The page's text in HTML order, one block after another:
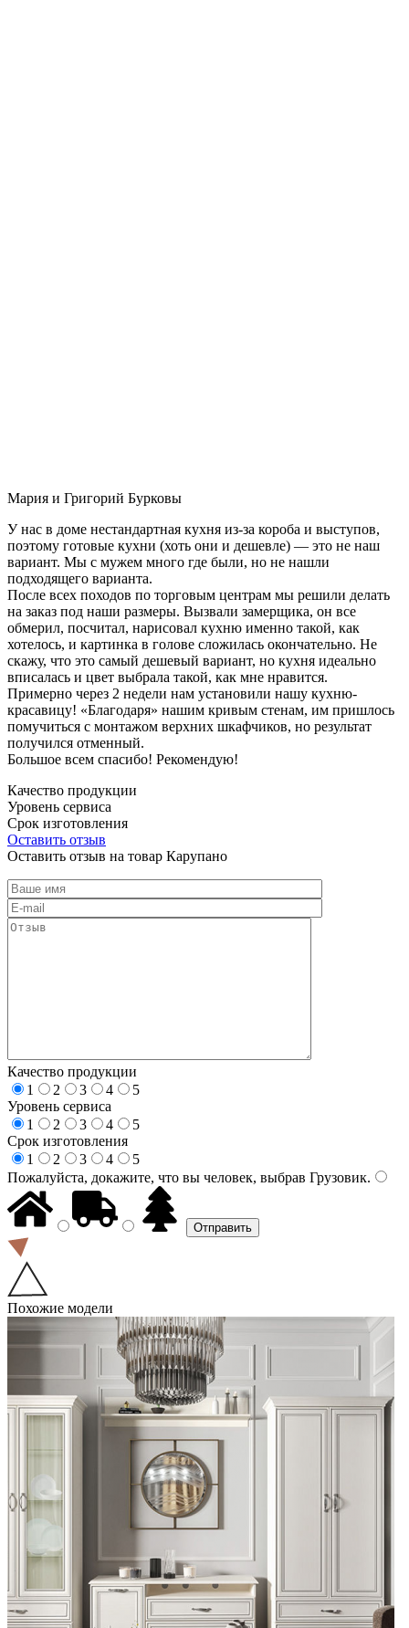
Мария и Григорий Бурковы
У нас в доме нестандартная кухня из-за короба и выступов,
поэтому готовые кухни (хоть они и дешевле) — это не наш
вариант. Мы с мужем много где были, но не нашли
подходящего варианта.
После всех походов по торговым центрам мы решили делать
на заказ под наши размеры. Вызвали замерщика, он все
обмерил, посчитал, нарисовал кухню именно такой, как
хотелось, и картинка в голове сложилась окончательно. Не
скажу, что это самый дешевый вариант, но кухня идеально
вписалась и цвет выбрала такой, как мне нравится.
Примерно через 2 недели нам установили нашу кухню-
красавицу! «Благодаря» нашим кривым стенам, им пришлось
помучиться с монтажом верхних шкафчиков, но результат
получился отменный.
Большое всем спасибо! Рекомендую!
Качество продукции
Уровень сервиса
Срок изготовления
Оставить отзыв
Оставить отзыв на товар Карупано
Качество продукции
1
2 3 4
5
Уровень сервиса
1
2 3 4
5
Срок изготовления
1
2 3 4
5
Пожалуйста, докажите, что вы человек, выбрав Грузовик.
Похожие модели